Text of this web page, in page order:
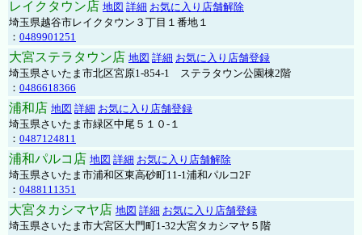
レイクタウン店 地図 詳細 お気に入り店舗解除
埼玉県越谷市レイクタウン３丁目１番地１
： 0489901251
大宮ステラタウン店 地図 詳細 お気に入り店舗登録
埼玉県さいたま市北区宮原1-854-1 ステラタウン公園棟2階
： 0486618366
浦和店 地図 詳細 お気に入り店舗登録
埼玉県さいたま市緑区中尾５１０-１
： 0487124811
浦和パルコ店 地図 詳細 お気に入り店舗解除
埼玉県さいたま市浦和区東高砂町11-1浦和パルコ2F
： 0488111351
大宮タカシマヤ店 地図 詳細 お気に入り店舗登録
埼玉県さいたま市大宮区大門町1-32大宮タカシマヤ５階